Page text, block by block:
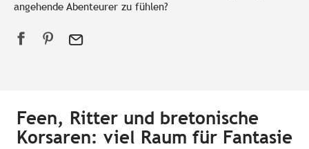
angehende Abenteurer zu fühlen?
Feen, Ritter und bretonische
Korsaren: viel Raum für Fantasie